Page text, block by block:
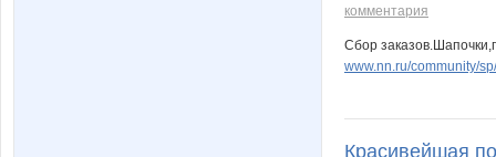
комментария
Сбор
www.nn.ru/community/
Красивейшая